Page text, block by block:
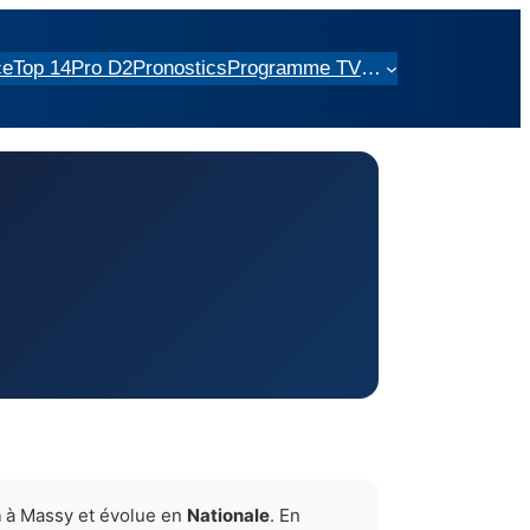
Top 14Pro D2PronosticsProgramme TV…
à Massy et évolue en Nationale. En